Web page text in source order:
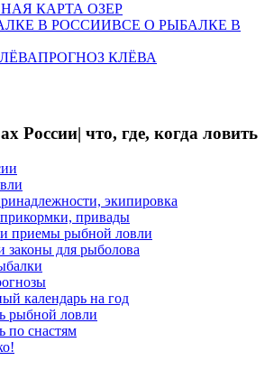
КАРТА ОЗЕР
ВСЕ О РЫБАЛКЕ В
ПРОГНОЗ КЛЁВА
России| что, где, когда ловить
экипировка
привады
приемы рыбной ловли
законы для рыболова
календарь на год
рыбной ловли
по снастям